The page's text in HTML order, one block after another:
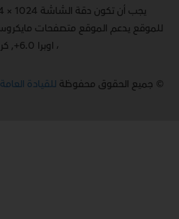
يجب أن تكون دقة الشاشة 1024 × 764 لأفضل تصفح للموقع
، اوبرا 6.0+, كروم
© جميع الحقوق محفوظةللقيادة